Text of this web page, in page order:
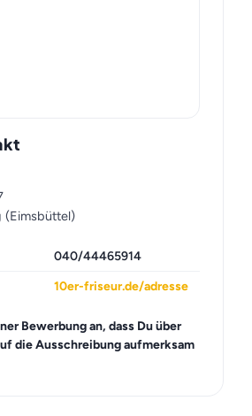
(Eimsbüttel)
040/44465914
10er-friseur.de/adresse
Bewerbung an, dass Du über
die Ausschreibung aufmerksam